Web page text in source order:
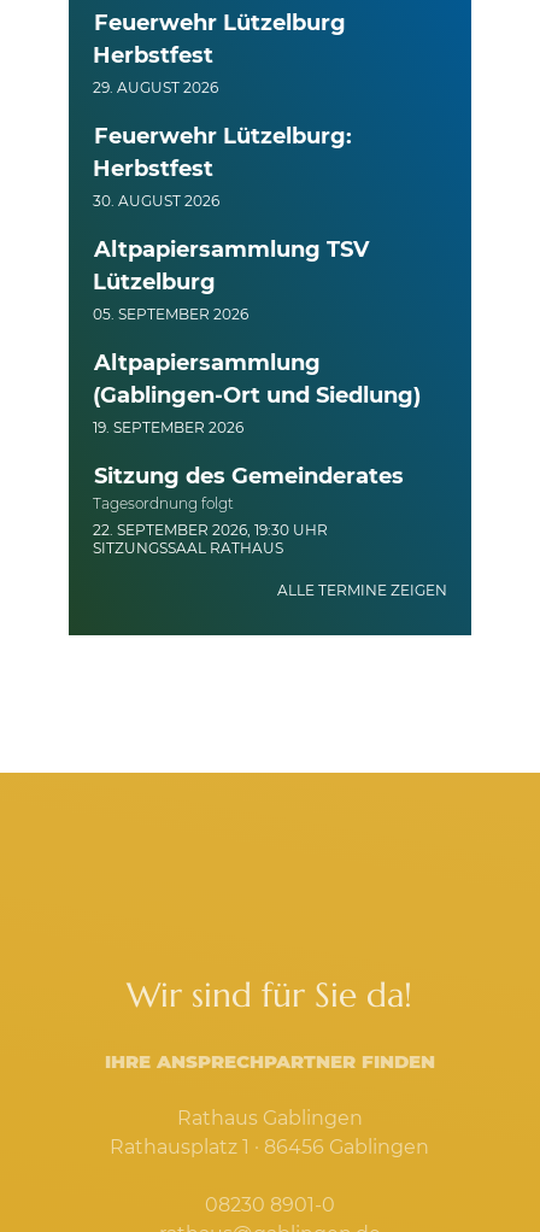
Feuerwehr Lützelburg
Herbstfest
29. AUGUST 2026
Feuerwehr Lützelburg:
Herbstfest
30. AUGUST 2026
Altpapiersammlung TSV
Lützelburg
05. SEPTEMBER 2026
Altpapiersammlung
(Gablingen-Ort und Siedlung)
19. SEPTEMBER 2026
Sitzung des Gemeinderates
Tagesordnung folgt
22. SEPTEMBER 2026, 19:30 UHR
SITZUNGSSAAL RATHAUS
ALLE TERMINE ZEIGEN
Wir sind für Sie da!
IHRE ANSPRECHPARTNER FINDEN
Rathaus Gablingen
Rathausplatz 1 · 86456 Gablingen
08230 8901-0